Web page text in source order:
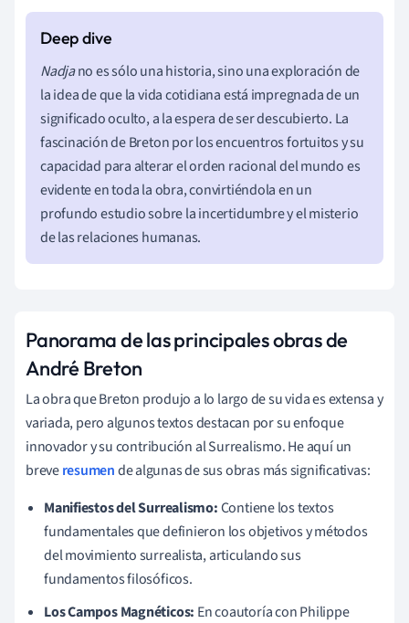
Nadjano es sólo una historia, sino una exploración de
la idea de que la vida cotidiana está impregnada de un
significado oculto, a la espera de ser descubierto. La
fascinación de Breton por los encuentros fortuitos y su
capacidad para alterar el orden racional del mundo es
evidente en toda la obra, convirtiéndola en un
profundo estudio sobre la incertidumbre y el misterio
de las relaciones humanas.
Panorama de las principales obras de
André Breton
La obra que Breton produjo a lo largo de su vida es extensa y
variada, pero algunos textos destacan por su enfoque
innovador y su contribución al Surrealismo. He aquí un
breveresumende algunas de sus obras más significativas:
Manifiestos del Surrealismo:Contiene los textos
fundamentales que definieron los objetivos y métodos
del movimiento surrealista, articulando sus
fundamentos filosóficos.
Los Campos Magnéticos: En coautoría con Philippe